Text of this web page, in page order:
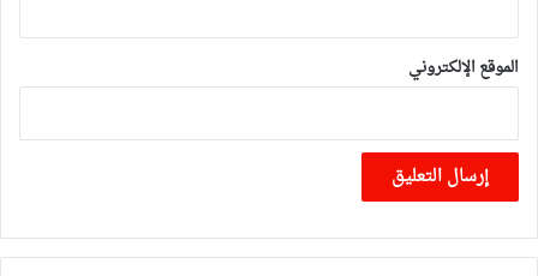
الموقع الإلكتروني